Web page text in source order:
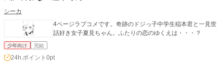
シーカ
4ページラブコメです。奇跡のドジっ子中学生稲本君と一見世
話好き女子夏見ちゃん。ふたりの恋のゆくえは・・・？
少年向け 完結
24h.ポイント 0pt